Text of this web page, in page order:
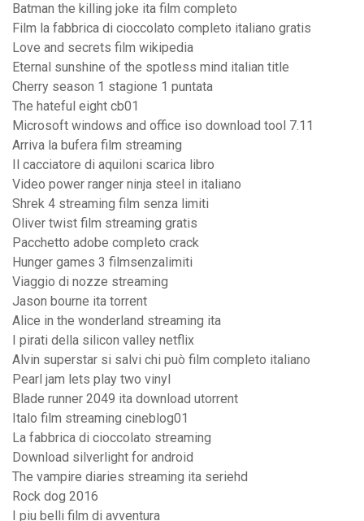
Batman the killing joke ita film completo
Film la fabbrica di cioccolato completo italiano gratis
Love and secrets film wikipedia
Eternal sunshine of the spotless mind italian title
Cherry season 1 stagione 1 puntata
The hateful eight cb01
Microsoft windows and office iso download tool 7.11
Arriva la bufera film streaming
Il cacciatore di aquiloni scarica libro
Video power ranger ninja steel in italiano
Shrek 4 streaming film senza limiti
Oliver twist film streaming gratis
Pacchetto adobe completo crack
Hunger games 3 filmsenzalimiti
Viaggio di nozze streaming
Jason bourne ita torrent
Alice in the wonderland streaming ita
I pirati della silicon valley netflix
Alvin superstar si salvi chi può film completo italiano
Pearl jam lets play two vinyl
Blade runner 2049 ita download utorrent
Italo film streaming cineblog01
La fabbrica di cioccolato streaming
Download silverlight for android
The vampire diaries streaming ita seriehd
Rock dog 2016
I piu belli film di avventura